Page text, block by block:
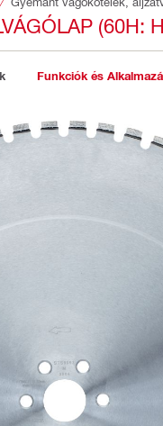
(60H:
Funkciók és